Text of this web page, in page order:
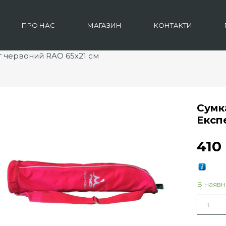
ПРО НАС МАГАЗИН КОНТАКТИ
RAO 65х21 см
В